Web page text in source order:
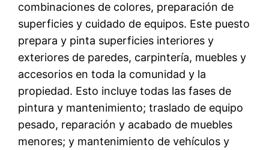
combinaciones de colores, preparación de
superficies y cuidado de equipos. Este puesto
prepara y pinta superficies interiores y
exteriores de paredes, carpintería, muebles y
accesorios en toda la comunidad y la
propiedad. Esto incluye todas las fases de
pintura y mantenimiento; traslado de equipo
pesado, reparación y acabado de muebles
menores; y mantenimiento de vehículos y